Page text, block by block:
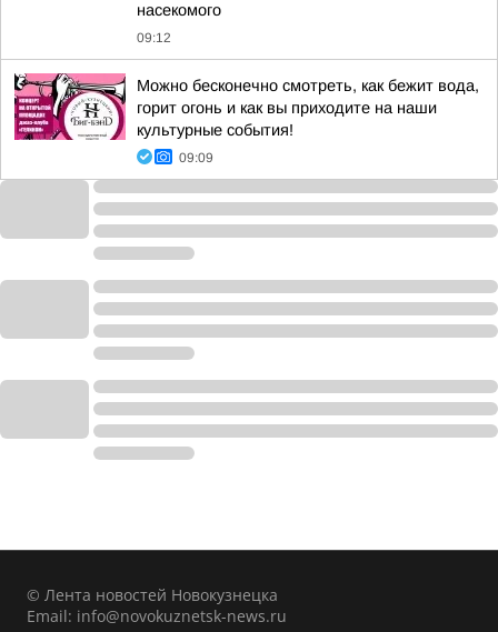
насекомого
09:12
Можно бесконечно смотреть, как бежит вода,
горит огонь и как вы приходите на наши
культурные события!
09:09
© Лента новостей Новокузнецка
Email: info@novokuznetsk-news.ru